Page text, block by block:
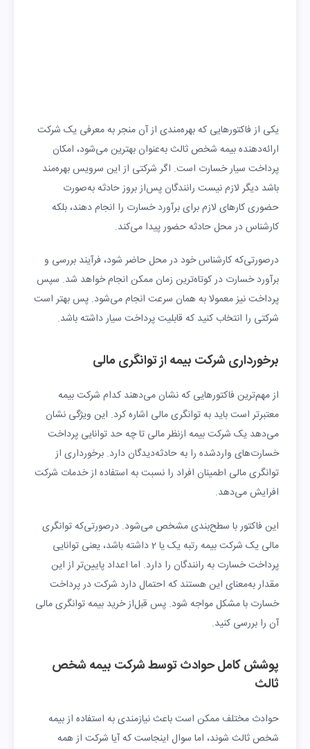
یکی از فاکتورهایی که بهره‌‌مندی از آن منجر به معرفی یک شرکت
ارائه‌دهنده بیمه شخص ثالث به‌عنوان بهترین می‌شود، امکان
پرداخت سیار خسارت است. اگر شرکتی از این سرویس بهره‌مند
باشد دیگر لازم نیست رانندگان پس‌از بروز حادثه به‌صورت
حضوری کارهای لازم برای برآورد خسارت را انجام دهند، بلکه
کارشناس در محل حادثه حضور پیدا می‌کند.
درصورتی‌که کارشناس خود در محل حاضر شود، فرآیند بررسی و
برآورد خسارت در کوتاه‌ترین زمان ممکن انجام خواهد شد. سپس
پرداخت نیز معمولا به همان سرعت انجام می‌شود. پس بهتر است
شرکتی را انتخاب کنید که قابلیت پرداخت سیار داشته باشد.
برخورداری شرکت بیمه از توانگری مالی
از مهم‌ترین فاکتورهایی که نشان می‌دهند کدام شرکت بیمه
معتبرتر است باید به توانگری مالی اشاره کرد. این ویژگی نشان
می‌دهد یک شرکت بیمه ازنظر مالی تا چه حد توانایی پرداخت
خسارت‌های واردشده را به حادثه‌دیدگان دارد‌. برخورداری از
توانگری مالی اطمینان افراد را نسبت به استفاده از خدمات شرکت
افرایش می‌دهد.
این فاکتور با سطح‌بندی مشخص می‌شود. درصورتی‌که توانگری
مالی یک شرکت بیمه رتبه یک یا 2 داشته باشد، یعنی توانایی
پرداخت خسارت به رانندگان را دارد. اما اعداد پایین‌تر از این
مقدار به‌معنای این هستند که احتمال دارد شرکت در پرداخت
خسارت با مشکل مواجه شود. پس قبل‌از خرید بیمه توانگری مالی
آن را بررسی کنید.
پوشش کامل حوادث توسط شرکت بیمه شخص
ثالث
حوادث مختلف ممکن است باعث نیازمندی به استفاده از بیمه
شخص ثالث شوند، اما سوال اینجاست که آیا شرکت از همه